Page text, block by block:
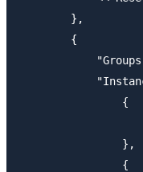
        },
        {
                {
                },
                {